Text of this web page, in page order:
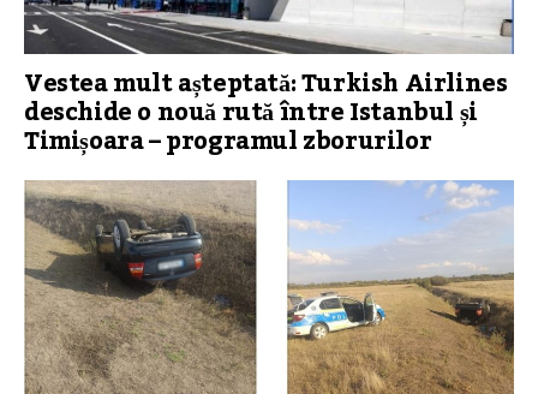
Vestea mult așteptată: Turkish Airlines
deschide o nouă rută între Istanbul și
Timișoara – programul zborurilor